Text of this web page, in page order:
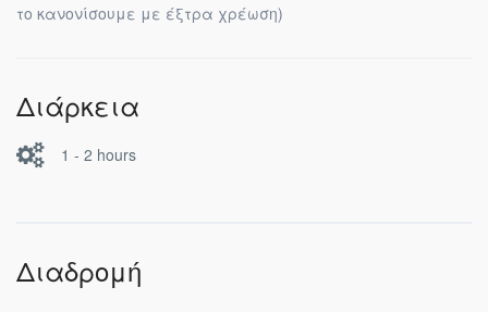
το κανονίσουμε με έξτρα χρέωση)
Διάρκεια
1 - 2 hours
Διαδρομή